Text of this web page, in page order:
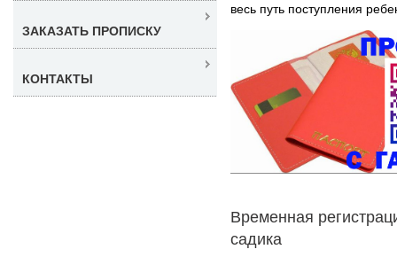
весь путь поступления
Временная
садика
ЗАКАЗАТЬ ПРОПИСКУ
КОНТАКТЫ